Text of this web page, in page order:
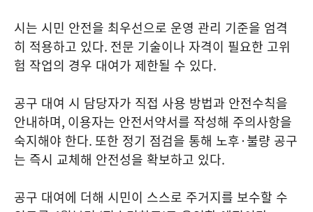
시는 시민 안전을 최우선으로 운영 관리 기준을 엄격
히 적용하고 있다. 전문 기술이나 자격이 필요한 고위
험 작업의 경우 대여가 제한될 수 있다.
공구 대여 시 담당자가 직접 사용 방법과 안전수칙을
안내하며, 이용자는 안전서약서를 작성해 주의사항을
숙지해야 한다. 또한 정기 점검을 통해 노후·불량 공구
는 즉시 교체해 안전성을 확보하고 있다.
공구 대여에 더해 시민이 스스로 주거지를 보수할 수